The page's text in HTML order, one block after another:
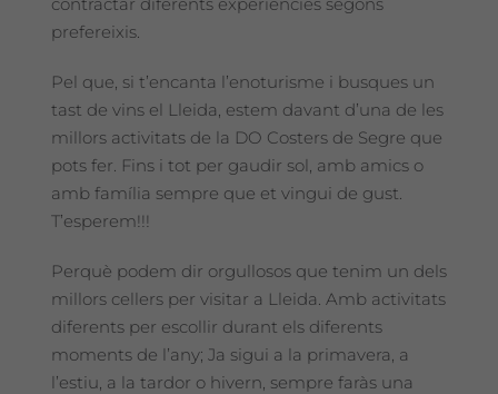
prefereixis.
Pel que, si t’encanta l’enoturisme i busques un
tast de vins el Lleida, estem davant d’una de les
millors activitats de la DO Costers de Segre que
pots fer. Fins i tot per gaudir sol, amb amics o
amb família sempre que et vingui de gust.
T’esperem!!!
Perquè podem dir orgullosos que tenim un dels
millors cellers per visitar a Lleida. Amb activitats
diferents per escollir durant els diferents
moments de l’any; Ja sigui a la primavera, a
l’estiu, a la tardor o hivern, sempre faràs una